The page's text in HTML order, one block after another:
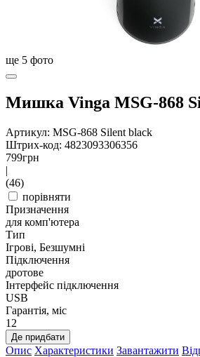
ще 5 фото
Мишка Vinga MSG-868
Артикул: MSG-868 Silent black
Штрих-код: 4823093306356
799грн
|
(46)
порівняти
Призначення
для комп'ютера
Тип
Ігрові, Безшумні
Підключення
дротове
Інтерфейс підключення
USB
Гарантія, міс
12
Де придбати
Опис Характеристики Завантажити